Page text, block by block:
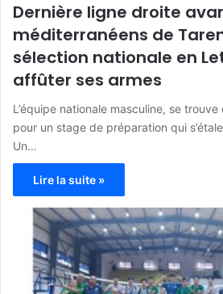
Dernière ligne droite
méditerranéens de
sélection nationale en
affûter ses armes
L’équipe nationale masculine, se
pour un stage de préparation qui
Un…
Lire la suite »